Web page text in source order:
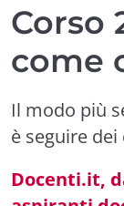
Corso
come
Il modo più
è seguire dei
Docenti.it,